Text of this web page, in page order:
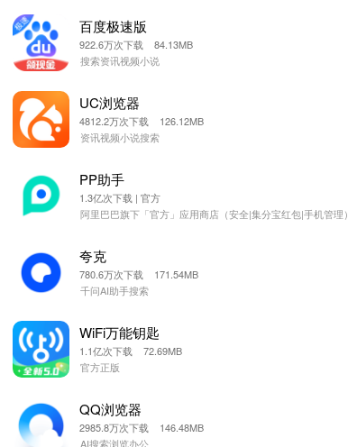
百度极速版
922.6万次下载 84.13MB
搜索资讯视频小说
UC浏览器
4812.2万次下载 126.12MB
资讯视频小说搜索
PP助手
1.3亿次下载 | 官方
阿里巴巴旗下「官方」应用商店（安全|集分宝红包|手机管理）
夸克
780.6万次下载 171.54MB
千问AI助手搜索
WiFi万能钥匙
1.1亿次下载 72.69MB
官方正版
QQ浏览器
2985.8万次下载 146.48MB
AI搜索浏览办公